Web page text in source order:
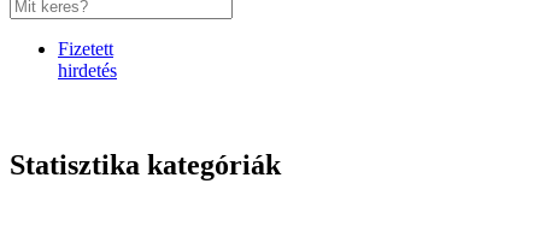
Fizetett
hirdetés
Statisztika kategóriák